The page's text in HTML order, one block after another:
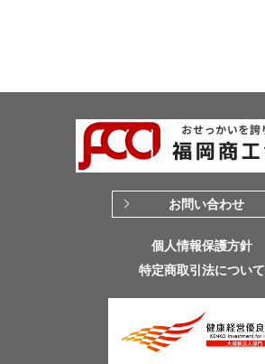
お問い合わせ
個人情報保護方針
特定商取引法について